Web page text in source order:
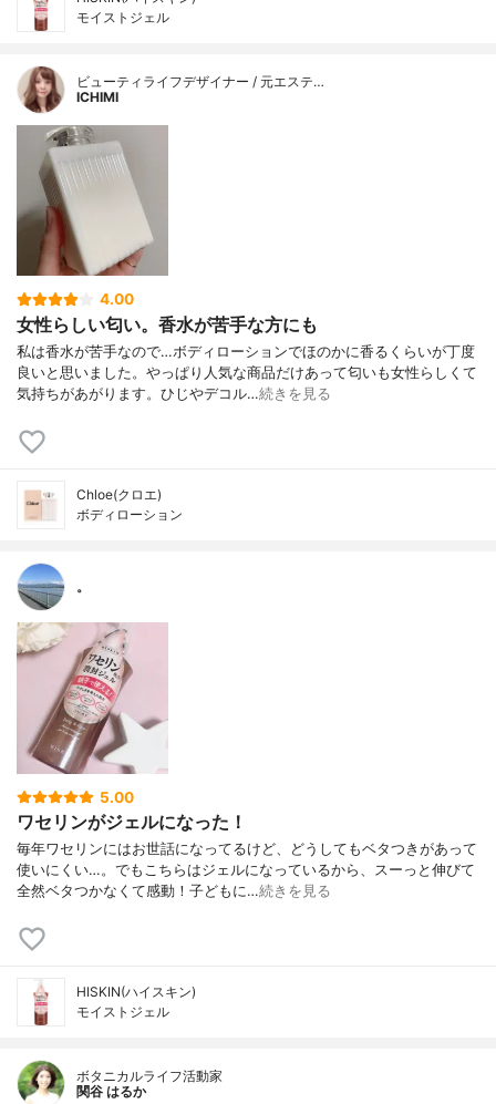
モイストジェル
ビューティライフデザイナー / 元エステ…
ICHIMI
4.00
女性らしい匂い。香水が苦手な方にも
私は香水が苦手なので…ボディローションでほのかに香るくらいが丁度
良いと思いました。やっぱり人気な商品だけあって匂いも女性らしくて
気持ちがあがります。ひじやデコル…続きを見る
Chloe(クロエ)
ボディローション
。
5.00
ワセリンがジェルになった！
毎年ワセリンにはお世話になってるけど、どうしてもベタつきがあって
使いにくい…。でもこちらはジェルになっているから、スーっと伸びて
全然ベタつかなくて感動！子どもに…続きを見る
HISKIN(ハイスキン)
モイストジェル
ボタニカルライフ活動家
関谷 はるか